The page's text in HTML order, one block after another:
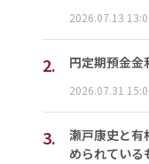
2026.07.13
2. 円定期預金金
2026.07.31
3.
瀬戸康史と有
められている